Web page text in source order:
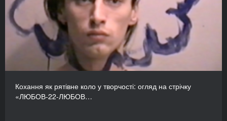
Кохання як рятівне коло у творчості: огляд на стрічку
«ЛЮБОВ-22-ЛЮБОВ…